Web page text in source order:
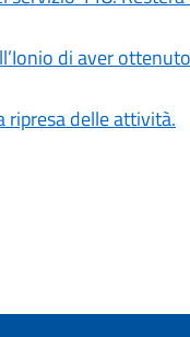
di aver
ripresa delle attività.